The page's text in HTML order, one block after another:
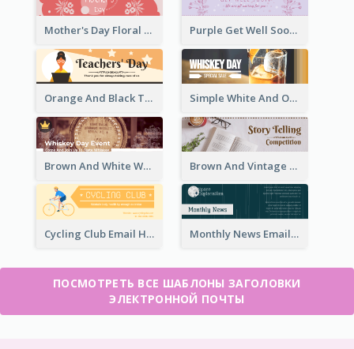
Mother's Day Floral Email Header In Red Colour Tone Purple Get Well Soon Email Header With Floral Decorations
Orange And Black Teachers' Day Celebration Email Header Simple White And Orange Whiskey Day Special Sale Email Header
Brown And White Whiskey Day Event Email Header Brown And Vintage Story Telling Competition Email Header
Cycling Club Email Headers Created With Graphic Of Riders Monthly News Email Header With Details
ПОСМОТРЕТЬ ВСЕ ШАБЛОНЫ ЗАГОЛОВКИ
ЭЛЕКТРОННОЙ ПОЧТЫ